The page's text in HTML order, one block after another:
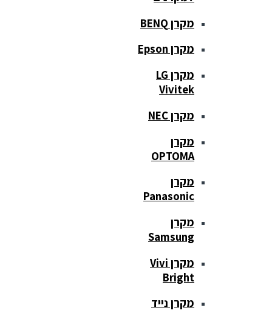
מקרן BENQ
מקרן Epson
מקרן LG
Vivitek
מקרן NEC
מקרן
OPTOMA
מקרן
Panasonic
מקרן
Samsung
מקרן Vivi
Bright
מקרן נייד